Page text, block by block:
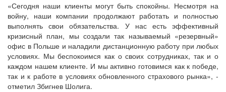
«Сегодня наши клиенты могут быть спокойны. Несмотря на
войну, наши компании продолжают работать и полностью
выполнять свои обязательства. У нас есть эффективный
кризисный план, мы создали так называемый «резервный»
офис в Польше и наладили дистанционную работу при любых
условиях. Мы беспокоимся как о своих сотрудниках, так и о
каждом нашем клиенте. И мы активно готовимся как к победе,
так и к работе в условиях обновленного страхового рынка», -
отметил Збигнев Шолига.